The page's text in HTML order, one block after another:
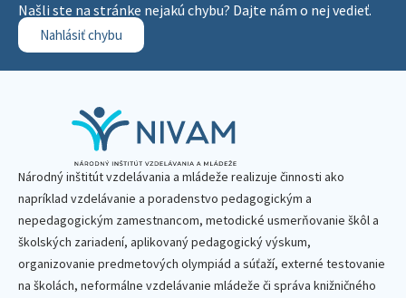
Našli ste na stránke nejakú chybu? Dajte nám o nej vedieť.
Nahlásiť chybu
Národný inštitút vzdelávania a mládeže realizuje činnosti ako
napríklad vzdelávanie a poradenstvo pedagogickým a
nepedagogickým zamestnancom, metodické usmerňovanie škôl a
školských zariadení, aplikovaný pedagogický výskum,
organizovanie predmetových olympiád a súťaží, externé testovanie
na školách, neformálne vzdelávanie mládeže či správa knižničného